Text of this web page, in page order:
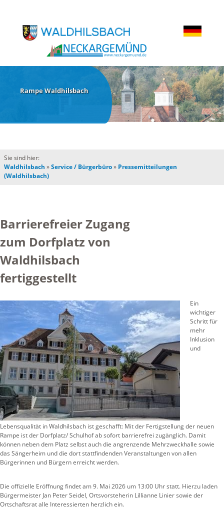
Rampe Waldhilsbach
Sie sind hier:
Waldhilsbach »Service / Bürgerbüro» Pressemitteilungen
(Waldhilsbach)
Barrierefreier Zugang
zum Dorfplatz von
Waldhilsbach
fertiggestellt
Ein
wichtiger
Schritt für
mehr
Inklusion
und
Lebensqualität in Waldhilsbach ist geschafft: Mit der Fertigstellung der neuen
Rampe ist der Dorfplatz/ Schulhof ab sofort barrierefrei zugänglich. Damit
können neben dem Platz selbst auch die angrenzende Mehrzweckhalle sowie
das Sängerheim und die dort stattfindenden Veranstaltungen von allen
Bürgerinnen und Bürgern erreicht werden.
Die offizielle Eröffnung findet am 9. Mai 2026 um 13:00 Uhr statt. Hierzu laden
Bürgermeister Jan Peter Seidel, Ortsvorsteherin Lillianne Linier sowie der
Ortschaftsrat alle Interessierten herzlich ein.